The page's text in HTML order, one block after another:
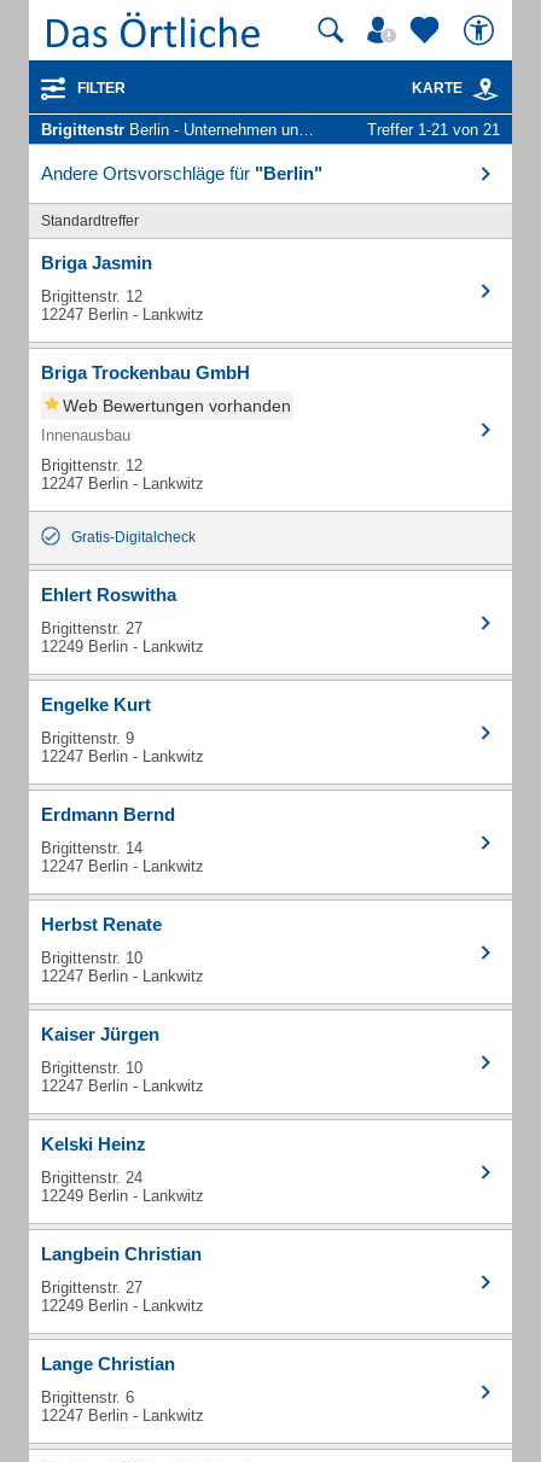
FILTER KARTE
Brigittenstr Berlin - Unternehmen und Personen Treffer 1-21 von 21
Andere Ortsvorschläge für "Berlin"
Standardtreffer
Briga Jasmin
Brigittenstr. 12
12247 Berlin - Lankwitz
Briga Trockenbau GmbH
Web Bewertungen vorhanden
Innenausbau
Brigittenstr. 12
12247 Berlin - Lankwitz
Gratis-Digitalcheck
Ehlert Roswitha
Brigittenstr. 27
12249 Berlin - Lankwitz
Engelke Kurt
Brigittenstr. 9
12247 Berlin - Lankwitz
Erdmann Bernd
Brigittenstr. 14
12247 Berlin - Lankwitz
Herbst Renate
Brigittenstr. 10
12247 Berlin - Lankwitz
Kaiser Jürgen
Brigittenstr. 10
12247 Berlin - Lankwitz
Kelski Heinz
Brigittenstr. 24
12249 Berlin - Lankwitz
Langbein Christian
Brigittenstr. 27
12249 Berlin - Lankwitz
Lange Christian
Brigittenstr. 6
12247 Berlin - Lankwitz